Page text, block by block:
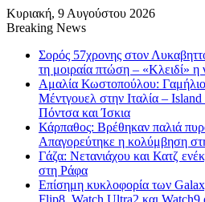
Κυριακή, 9 Αυγούστου 2026
Breaking News
Σορός 57χρονης στον
τη μοιραία πτώση – «Κλειδί» η
Αμαλία Κωστοπούλου: Γαμήλιο
Μέντγουελ στην Ιταλία –
Πόντσα και Ίσκια
Κάρπαθος: Βρέθηκαν παλιά
Απαγορεύτηκε η κολύμβηση
Γάζα: Νετανιάχου και Κατζ
στη Ράφα
Επίσημη κυκλοφορία των
Flip8, Watch Ultra2 και Watch9